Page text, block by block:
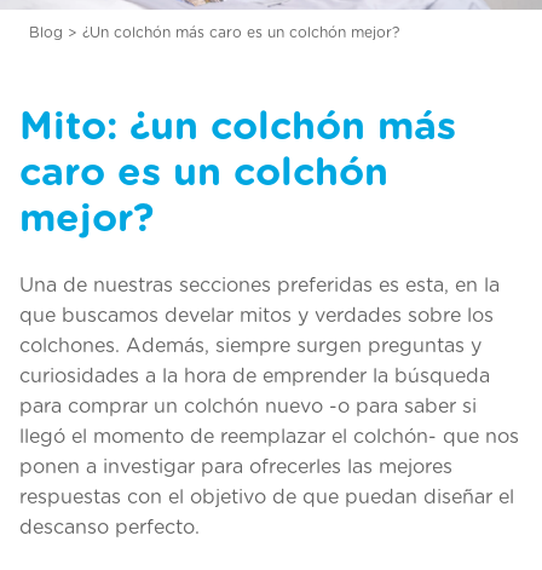
Blog > ¿Un colchón más caro es un colchón mejor?
Mito: ¿un colchón más
caro es un colchón
mejor?
Una de nuestras secciones preferidas es esta, en la
que buscamos develar mitos y verdades sobre los
colchones. Además, siempre surgen preguntas y
curiosidades a la hora de emprender la búsqueda
para comprar un colchón nuevo -o para saber si
llegó el momento de reemplazar el colchón- que nos
ponen a investigar para ofrecerles las mejores
respuestas con el objetivo de que puedan diseñar el
descanso perfecto.